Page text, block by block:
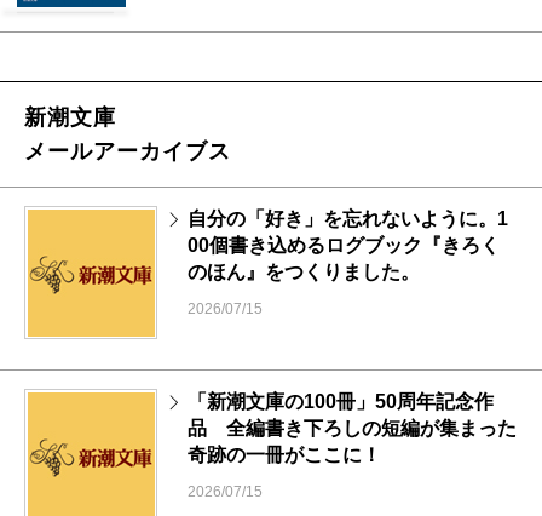
新潮文庫
メールアーカイブス
自分の「好き」を忘れないように。1
00個書き込めるログブック『きろく
のほん』をつくりました。
2026/07/15
「新潮文庫の100冊」50周年記念作
品 全編書き下ろしの短編が集まった
奇跡の一冊がここに！
2026/07/15